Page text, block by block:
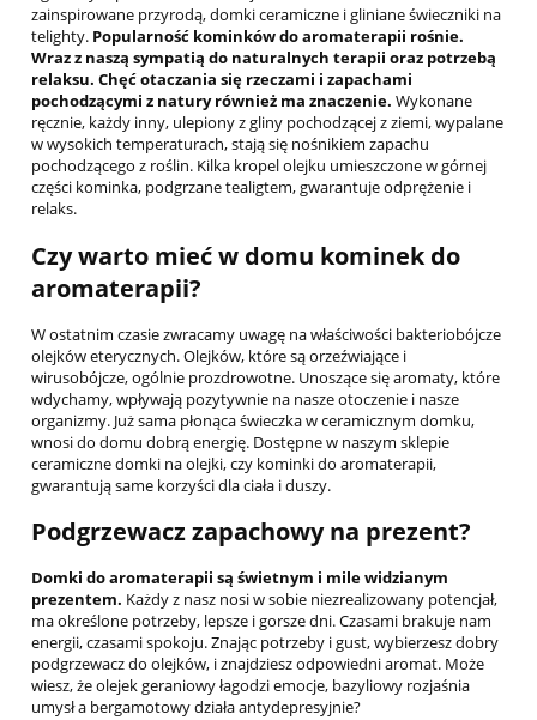
zainspirowane przyrodą, domki ceramiczne i gliniane świeczniki na
telighty. Popularność kominków do aromaterapii rośnie.
Wraz z naszą sympatią do naturalnych terapii oraz potrzebą
relaksu. Chęć otaczania się rzeczami i zapachami
pochodzącymi z natury również ma znaczenie. Wykonane
ręcznie, każdy inny, ulepiony z gliny pochodzącej z ziemi, wypalane
w wysokich temperaturach, stają się nośnikiem zapachu
pochodzącego z roślin. Kilka kropel olejku umieszczone w górnej
części kominka, podgrzane tealigtem, gwarantuje odprężenie i
relaks.
Czy warto mieć w domu kominek do
aromaterapii?
W ostatnim czasie zwracamy uwagę na właściwości bakteriobójcze
olejków eterycznych. Olejków, które są orzeźwiające i
wirusobójcze, ogólnie prozdrowotne. Unoszące się aromaty, które
wdychamy, wpływają pozytywnie na nasze otoczenie i nasze
organizmy. Już sama płonąca świeczka w ceramicznym domku,
wnosi do domu dobrą energię. Dostępne w naszym sklepie
ceramiczne domki na olejki, czy kominki do aromaterapii,
gwarantują same korzyści dla ciała i duszy.
Podgrzewacz zapachowy na prezent?
Domki do aromaterapii są świetnym i mile widzianym
prezentem. Każdy z nasz nosi w sobie niezrealizowany potencjał,
ma określone potrzeby, lepsze i gorsze dni. Czasami brakuje nam
energii, czasami spokoju. Znając potrzeby i gust, wybierzesz dobry
podgrzewacz do olejków, i znajdziesz odpowiedni aromat. Może
wiesz, że olejek geraniowy łagodzi emocje, bazyliowy rozjaśnia
umysł a bergamotowy działa antydepresyjnie?